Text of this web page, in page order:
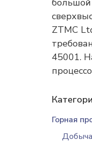
ZTMC
45001.
Горная